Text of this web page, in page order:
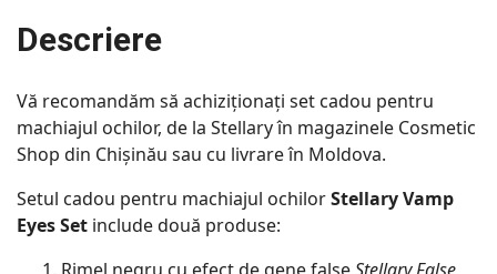
Descriere
Vă recomandăm să achiziționați set cadou pentru
machiajul ochilor, de la Stellary în magazinele Cosmetic
Shop din Chișinău sau cu livrare în Moldova.
Setul cadou pentru machiajul ochilorStellary Vamp
Eyes Set include două produse: